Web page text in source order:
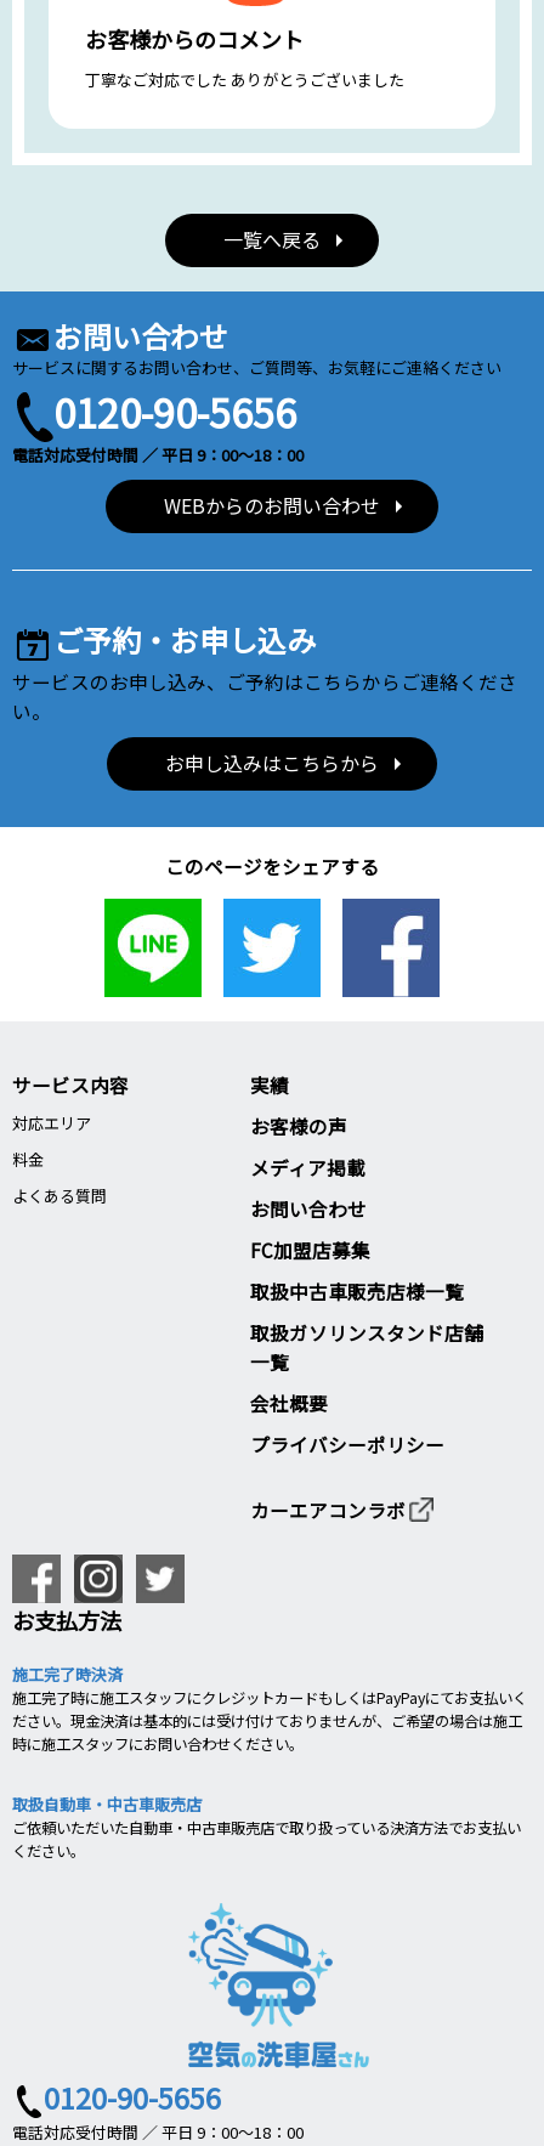
お客様からのコメント
丁寧なご対応でした ありがとうございました
一覧へ戻る
お問い合わせ
サービスに関するお問い合わせ、ご質問等、お気軽にご連絡ください
0120-90-5656
電話対応受付時間 ／ 平日 9：00～18：00
WEBからのお問い合わせ
ご予約・お申し込み
サービスのお申し込み、ご予約はこちらからご連絡くださ
い。
お申し込みはこちらから
このページをシェアする
サービス内容
対応エリア
料金
よくある質問
実績
お客様の声
メディア掲載
お問い合わせ
FC加盟店募集
取扱中古車販売店様一覧
取扱ガソリンスタンド店舗
一覧
会社概要
プライバシーポリシー
カーエアコンラボ
お支払方法
施工完了時決済
施工完了時に施工スタッフにクレジットカードもしくはPayPayにてお支払いく
ださい。現金決済は基本的には受け付けておりませんが、ご希望の場合は施工
時に施工スタッフにお問い合わせください。
取扱自動車・中古車販売店
ご依頼いただいた自動車・中古車販売店で取り扱っている決済方法でお支払い
ください。
0120-90-5656
電話対応受付時間 ／ 平日 9：00～18：00